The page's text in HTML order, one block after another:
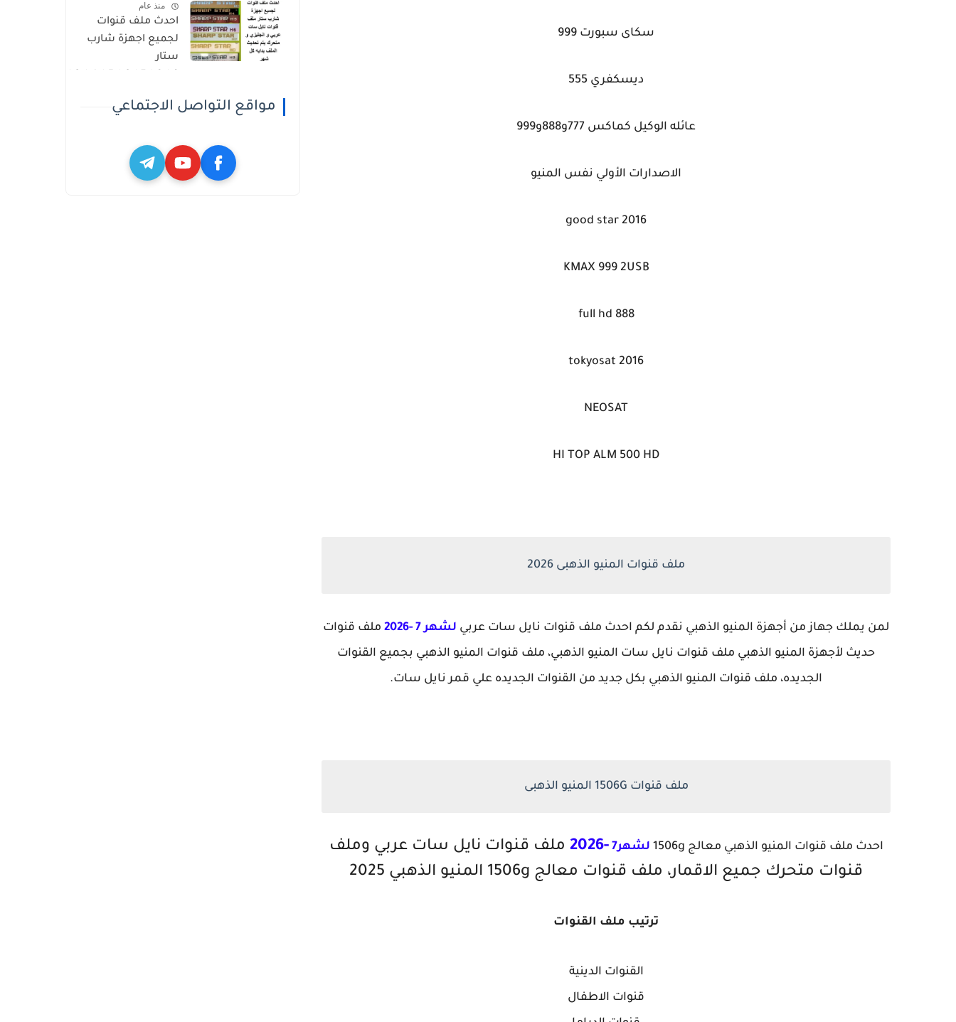
سكاى سبورت 999
ديسكفري 555
عائله الوكيل كماكس 777و888و999
الاصدارات الأولي نفس المنيو
good star 2016
KMAX 999 2USB
full hd 888
tokyosat 2016
NEOSAT
HI TOP ALM 500 HD
ملف قنوات المنيو الذهبى 2026
لمن يملك جهاز من أجهزة المنيو الذهبي نقدم لكم احدث ملف قنوات نايل سات عربي لشهر 7 -2026
ملف قنوات
حديث لأجهزة المنيو الذهبي ملف قنوات نايل سات المنيو الذهبي، ملف قنوات المنيو الذهبي بجميع القنوات
الجديده، ملف قنوات المنيو الذهبي بكل جديد من القنوات الجديده علي قمر نايل سات.
ملف قنوات 1506G المنيو الذهبى
احدث ملف قنوات المنيو الذهبي معالج 1506g لشهر7 -2026
ملف قنوات نايل سات عربي وملف
قنوات متحرك جميع الاقمار، ملف قنوات معالج 1506g المنيو الذهبي 2025
ترتيب ملف القنوات
القنوات الدينية
قنوات الاطفال
منذ عام
احدث ملف قنوات
لجميع اجهزة شارب
ستار
مواقع التواصل الاجتماعي